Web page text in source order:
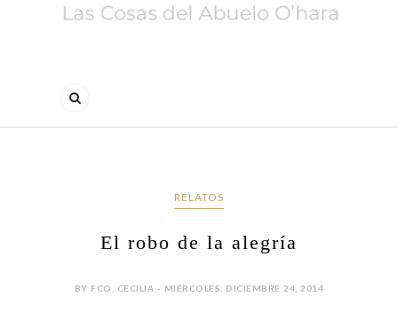
RELATOS
El robo de la alegría
BY FCO. CECILIA - MIÉRCOLES, DICIEMBRE 24, 2014